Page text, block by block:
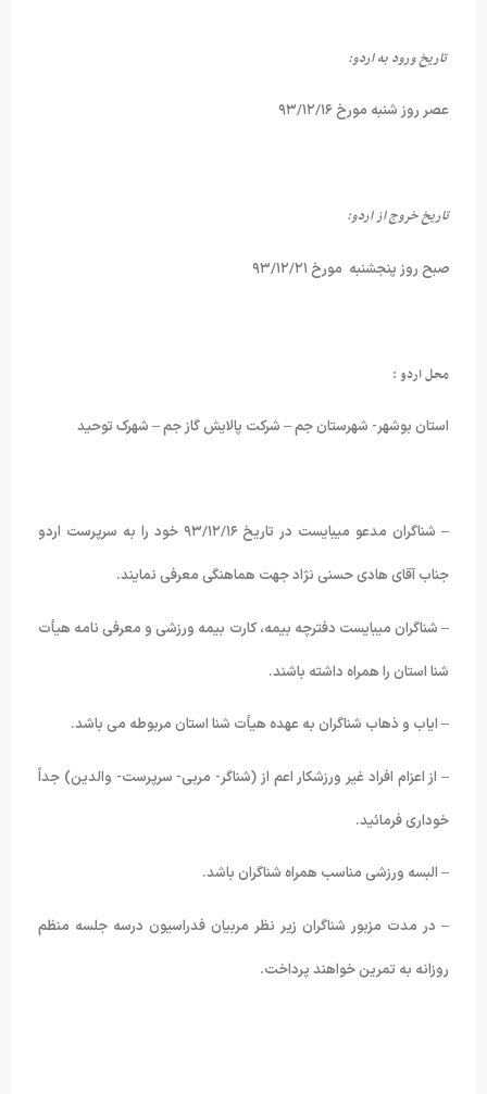
تاریخ ورود به اردو:
عصر روز شنبه مورخ ۹۳/۱۲/۱۶
تاریخ خروج از اردو:
صبح روز پنجشنبه مورخ ۹۳/۱۲/۲۱
محل اردو :
استان بوشهر- شهرستان جم – شرکت پالایش گاز جم – شهرک توحید
– شناگران مدعو میبایست در تاریخ ۹۳/۱۲/۱۶ خود را به سرپرست اردو
جناب آقای هادی حسنی نژاد جهت هماهنگی معرفی نمایند.
– شناگران میبایست دفترچه بیمه، کارت بیمه ورزشی و معرفی نامه هیأت
شنا استان را همراه داشته باشند.
– ایاب و ذهاب شناگران به عهده هیأت شنا استان مربوطه می باشد.
– از اعزام افراد غیر ورزشکار اعم از (شناگر- مربی- سرپرست- والدین) جداً
خوداری فرمائید.
– البسه ورزشی مناسب همراه شناگران باشد.
– در مدت مزبور شناگران زیر نظر مربیان فدراسیون درسه جلسه منظم
روزانه به تمرین خواهند پرداخت.